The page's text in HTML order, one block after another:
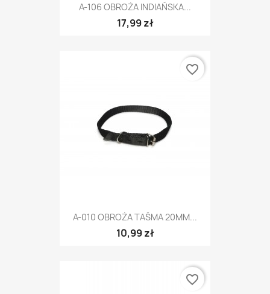
A-106 OBROŻA INDIAŃSKA...
17,99 zł
A-010 OBROŻA TAŚMA 20MM...
10,99 zł
favorite_border
favorite_border